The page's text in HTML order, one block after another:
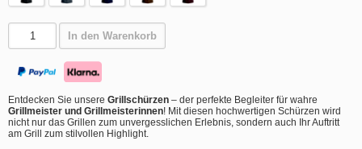
In den Warenkorb
Entdecken Sie unsere Grillschürzen – der perfekte Begleiter für wahre
Grillmeister und Grillmeisterinnen! Mit diesen hochwertigen Schürzen wird
nicht nur das Grillen zum unvergesslichen Erlebnis, sondern auch Ihr Auftritt
am Grill zum stilvollen Highlight.